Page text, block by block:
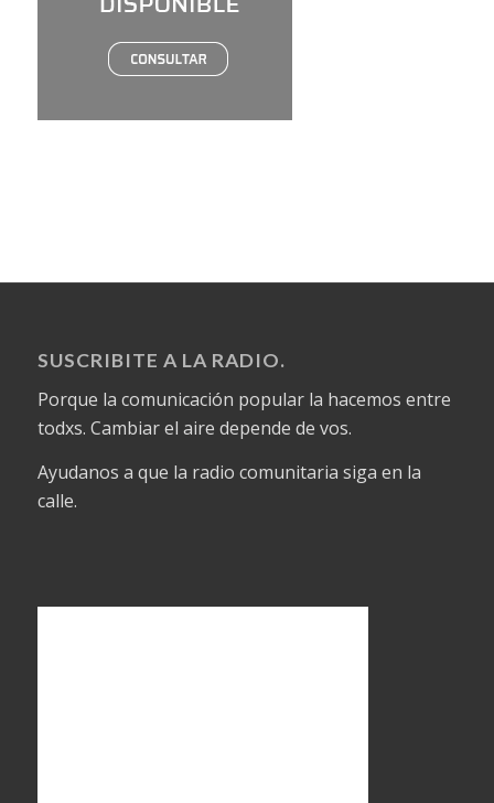
SUSCRIBITE A LA RADIO.
Porque la comunicación popular la hacemos entre
todxs. Cambiar el aire depende de vos.
Ayudanos a que la radio comunitaria siga en la
calle.